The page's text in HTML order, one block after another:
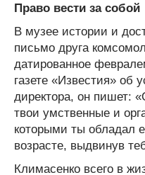
Право вести за собой
В музее истории и
письмо друга
датированное
газете «Известия» об
директора, он пишет:
твои умственные и
которыми ты обладал
возрасте, выдвинув
Климасенко всего в